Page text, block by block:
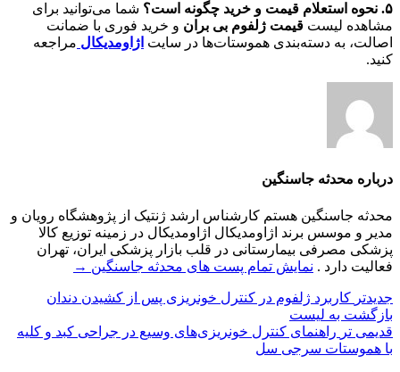
۵. نحوه استعلام قیمت و خرید چگونه است؟
شما می‌توانید برای
مشاهده لیست قیمت ژلفوم بی بران و خرید فوری با ضمانت
اصالت، به دسته‌بندی هموستات‌ها در سایت اژاومدیکال مراجعه
کنید.
درباره محدثه جاسنگین
محدثه جاسنگین هستم کارشناس ارشد ژنتیک از پژوهشگاه رویان و
مدیر و موسس برند اژاومدیکال اژاومدیکال در زمینه توزیع کالا
پزشکی مصرفی بیمارستانی در قلب بازار پزشکی ایران، تهران
فعالیت دارد . نمایش تمام پست های محدثه جاسنگین →
جدیدتر کاربرد ژلفوم در کنترل خونریزی پس از کشیدن دندان
بازگشت به لیست
قدیمی تر راهنمای کنترل خونریزی‌های وسیع در جراحی کبد و کلیه
با هموستات سرجی سل